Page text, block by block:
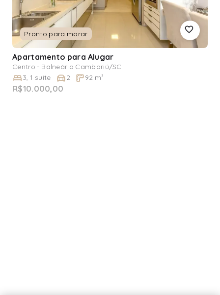
Pronto para morar
Apartamento para Alugar
Centro - Balneário Camboriú/SC
3, 1 suíte 2 92 m²
R$10.000,00